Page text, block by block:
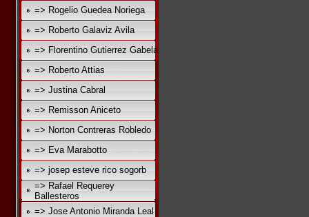
=> Rogelio Guedea Noriega
=> Roberto Galaviz Avila
=> Florentino Gutierrez Gabela
=> Roberto Attias
=> Justina Cabral
=> Remisson Aniceto
=> Norton Contreras Robledo
=> Eva Marabotto
=> josep esteve rico sogorb
=> Rafael Requerey
Ballesteros
=> Jose Antonio Miranda Leal